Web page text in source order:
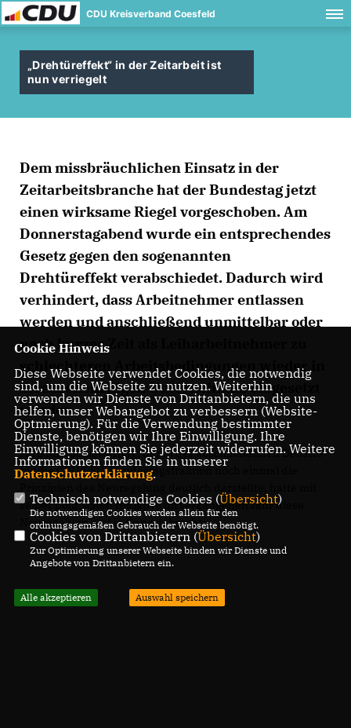
CDU Kreisverband Coesfeld
Drehtüreffekt“ in der Zeitarbeit ist
nun verriegelt
Dem missbräuchlichen Einsatz in der
Zeitarbeitsbranche hat der Bundestag jetzt
einen wirksame Riegel vorgeschoben. Am
Donnerstagabend wurde ein entsprechendes
Gesetz gegen den sogenannten
Drehtüreffekt verabschiedet. Dadurch wird
verhindert, dass Arbeitnehmer entlassen
werden und anschließend unmittelbar oder
nach kurzer Zeit als Leiharbeitnehmer zu
schlechteren Arbeitsbedingungen wieder in
ihrem ehemaligen Unternehmen eingesetzt
werden.
MdB Karl Schiewerling, der in der abschließenden Debatte
für die CDU/CSU-Bundestagsfraktion noch einmal die
seiner politischen Initiative im vergangenen Jahr diese
Neuregelung erst in Gang gebracht.
Cookie Hinweis
Diese Webseite verwendet Cookies, die notwendig
sind, um die Webseite zu nutzen. Weiterhin
verwenden wir Dienste von Drittanbietern, die uns
helfen, unser Webangebot zu verbessern (Website-
Optmierung). Für die Verwendung bestimmter
Dienste, benötigen wir Ihre Einwilligung. Ihre
Einwilligung können Sie jederzeit widerrufen. Weitere
Informationen finden Sie in unserer
Datenschutzerklärung.
Technisch notwendige Cookies (Übersicht)
Die notwendigen Cookies werden allein für den
ordnungsgemäßen Gebrauch der Webseite benötigt.
Cookies von Drittanbietern (Übersicht)
Zur Optimierung unserer Webseite binden wir Dienste und
Angebote von Drittanbietern ein.
Alle akzeptieren Auswahl speichern